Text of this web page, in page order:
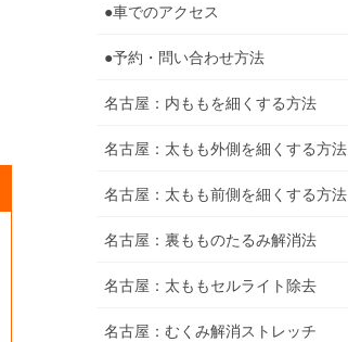
●車でのアクセス
●予約・問い合わせ方法
名古屋：内ももを細くする方法
名古屋：太もも外側を細くする方法
名古屋：太もも前側を細くする方法
名古屋：裏もものたるみ解消法
名古屋：太ももセルライト除去
名古屋：むくみ解消ストレッチ